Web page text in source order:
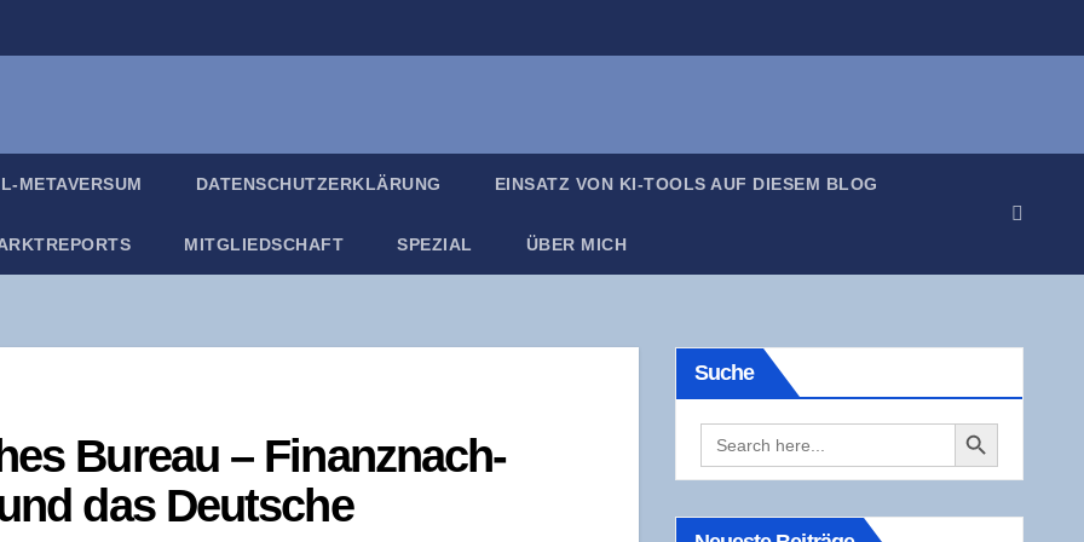
META­VER­SUM DATEN­SCHUTZ­ER­KLÄ­RUNG EIN­SATZ VON KI-TOOLS AUF DIE­SEM BLOG
MIT­GLIED­SCHAFT SPE­ZI­AL ÜBER MICH
Bureau – Finanz­nach­
das Deut­sche
Suche
Search
for:
Search Button